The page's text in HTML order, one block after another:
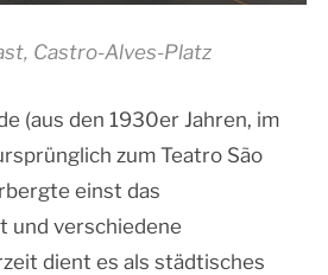
Castro-Alves-Platz
(aus den 1930er Jahren, im
zum Teatro São
einst das
und verschiedene
dient es als städtisches